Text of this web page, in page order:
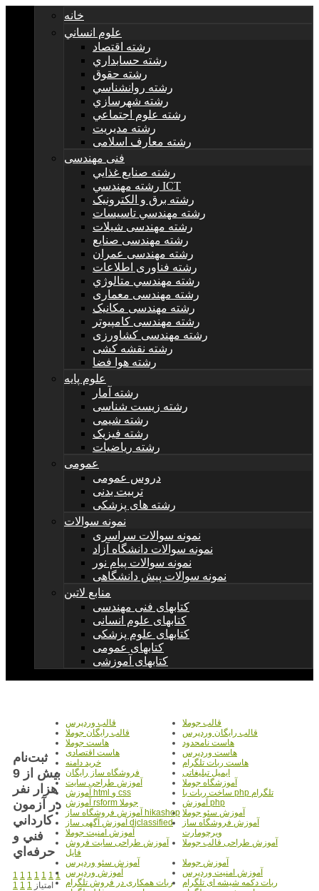
خانه
علوم انساني
رشته اقتصاد
رشته حسابداري
رشته حقوق
رشته روانشناسي
رشته شهرسازي
رشته علوم اجتماعي
رشته مديريت
رشته معارف اسلامی
فنی مهندسی
رشته صنايع غذايي
رشته مهندسي ICT
رشته برق و الکترونيک
رشته مهندسي تاسيسات
رشته مهندسی شیلات
رشته مهندسی صنایع
رشته مهندسی عمران
رشته فناوری اطلاعات
رشته مهندسي متالوژي
رشته مهندسی معماری
رشته مهندسی مکانیک
رشته مهندسی کامپیوتر
رشته مهندسی کشاورزی
رشته نقشه کشی
رشته هوا فضا
علوم پایه
رشته آمار
رشته زیست شناسی
رشته شیمی
رشته فیزیک
رشته ریاضیات
عمومی
دروس عمومی
تربیت بدنی
رشته های پزشکی
نمونه سوالات
نمونه سوالات سراسری
نمونه سوالات دانشگاه آزاد
نمونه سوالات پیام نور
نمونه سوالات پیش دانشگاهی
منابع لاتین
کتابهای فنی مهندسی
کتابهای علوم انسانی
کتابهای علوم پزشکی
کتابهای عمومی
کتابهای آموزشی
قالب جوملا
قالب وردپرس
قالب رایگان وردپرس
قالب رایگان جوملا
هاست نامحدود
هاست جوملا
هاست وردپرس
هاست اقتصادی
هاست ربات تلگرام
خرید دامنه
ایمیل تبلیغاتی
فروشگاه ساز رایگان
آموزشگاه جوملا
آموزش طراحی سایت
ساخت ربات با php تلگرام
آموزش html و css
آموزش php
آموزش rsform جوملا
آموزش سئو جوملا آموزش فروشگاه ساز hikashop
آموزش فروشگاه ساز
ویرچومارت
آموزش آگهی ساز djclassified
آموزش امنیت جوملا
آموزش طراحی قالب جوملا
آموزش طراحی سایت فروش
فایل
آموزش جوملا
آموزش سئو وردپرس
آموزش امنیت وردپرس
آموزش وردپرس
ربات دکمه شیشه ای تلگرام
ربات همکاری در فروش تلگرام
ثبت‌نام
بيش از 9
هزار نفر
در آزمون
کارداني
فني و
حرفه‌اي
1 1 1 1 1 1 1
1 1 1 امتیاز